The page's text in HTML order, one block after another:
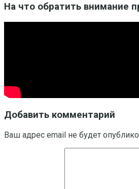
На что обратить внимание
Добавить комментарий
Ваш адрес email не будет